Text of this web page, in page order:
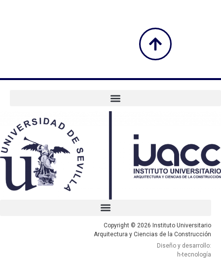
Copyright © 2026 Instituto Universitario
Arquitectura y Ciencias de la Construcción
Diseño y desarrollo:
h-tecnología